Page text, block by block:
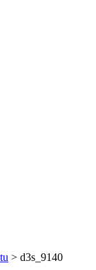
> d3s_9140